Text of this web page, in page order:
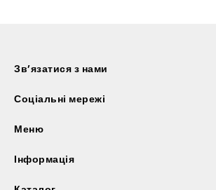
Зв’язатися з нами
Соціальні мережі
Меню
Інформація